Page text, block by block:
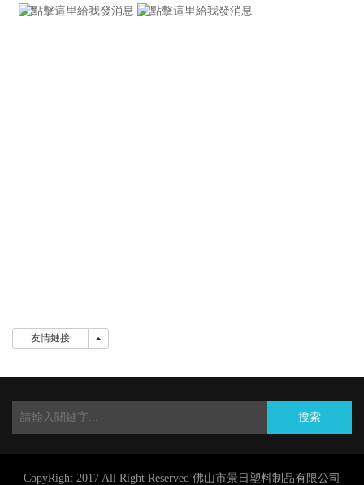
友情鏈接 友情鏈接
搜索
CopyRight 2017 All Right Reserved 佛山市景日塑料制品有限公司